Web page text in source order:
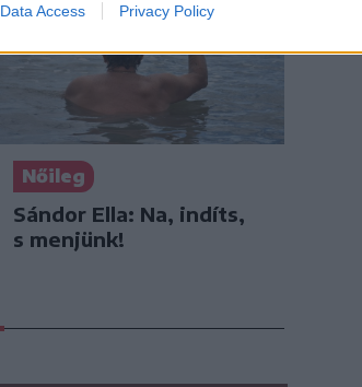
Data Access Privacy Policy
Nőileg
Sándor Ella: Na, indíts,
s menjünk!